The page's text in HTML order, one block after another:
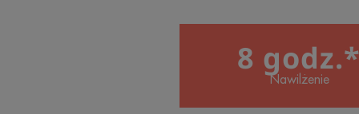
8 godz.*
Nawilżenie